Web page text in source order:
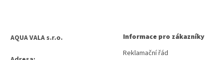
AQUA VALA s.r.o.
Informace pro zákazníky
Reklamační řád